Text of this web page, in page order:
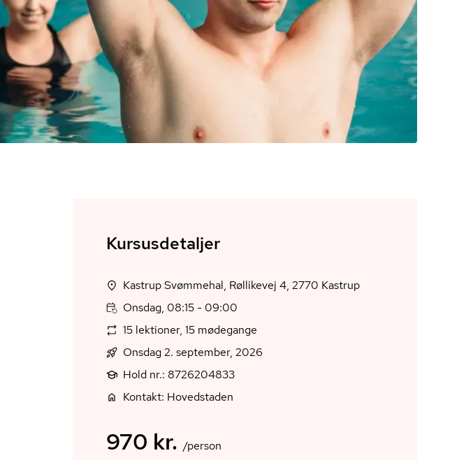
Kursusdetaljer
Kastrup Svømmehal, Røllikevej 4, 2770 Kastrup
Onsdag, 08:15 - 09:00
15 lektioner, 15 mødegange
Onsdag 2. september, 2026
Hold nr.: 8726204833
Kontakt: Hovedstaden
970 kr. /person